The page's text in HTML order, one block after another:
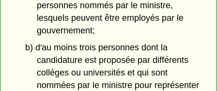
personnes nommés par le ministre,
lesquels peuvent être employés par le
gouvernement;
b) d'au moins trois personnes dont la
candidature est proposée par différents
collèges ou universités et qui sont
nommées par le ministre pour représenter